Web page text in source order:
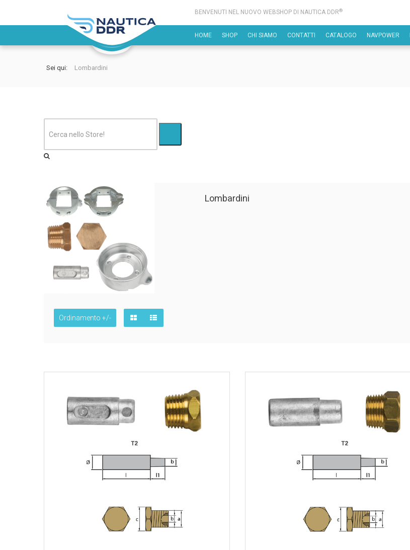
BENVENUTI NEL NUOVO WEBSHOP DI NAUTICA DDR®
HOME SHOP CHI SIAMO CONTATTI CATALOGO NAVPOWER
Sei qui: Lombardini
Lombardini
Ordinamento +/-